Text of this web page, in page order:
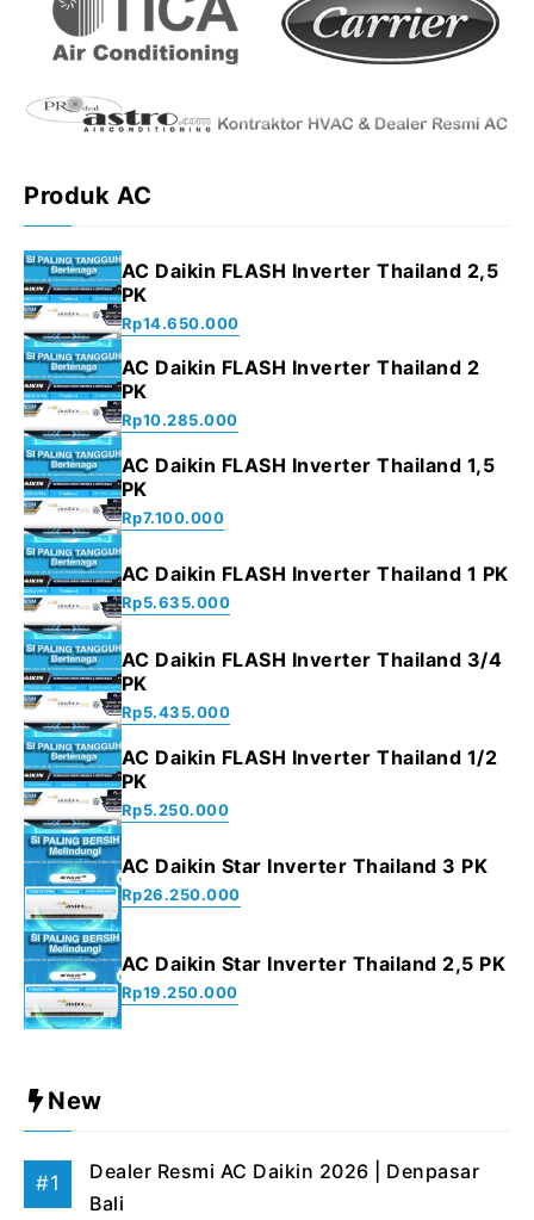
Produk AC
AC Daikin FLASH Inverter Thailand 2,5
PK
Rp14.650.000
AC Daikin FLASH Inverter Thailand 2
PK
Rp10.285.000
AC Daikin FLASH Inverter Thailand 1,5
PK
Rp7.100.000
AC Daikin FLASH Inverter Thailand 1 PK
Rp5.635.000
AC Daikin FLASH Inverter Thailand 3/4
PK
Rp5.435.000
AC Daikin FLASH Inverter Thailand 1/2
PK
Rp5.250.000
AC Daikin Star Inverter Thailand 3 PK
Rp26.250.000
AC Daikin Star Inverter Thailand 2,5 PK
Rp19.250.000
New
Dealer Resmi AC Daikin 2026 | Denpasar
Bali